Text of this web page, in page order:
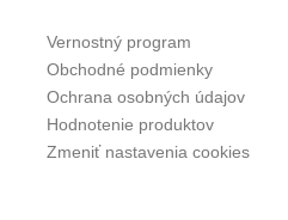
Vernostný program
Obchodné podmienky
Ochrana osobných údajov
Hodnotenie produktov
Zmeniť nastavenia cookies